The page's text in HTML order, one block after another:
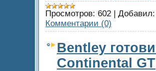
Просмотров: 602 | Добавил:
Комментарии (0)
Bentley
Continental GT